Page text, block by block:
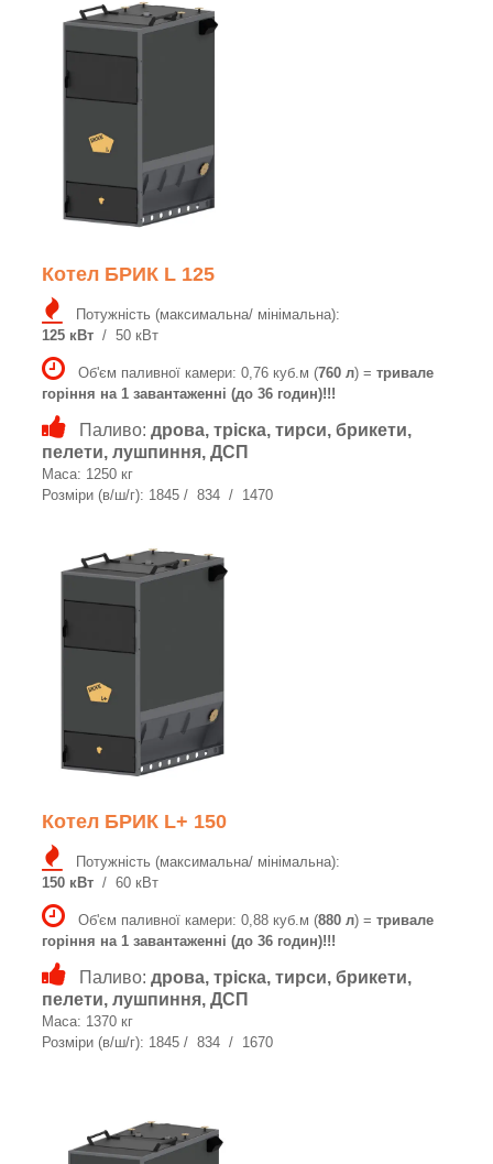
Котел БРИК L 125
Потужність (максимальна/ мінімальна):
125 кВт / 50 кВт
Об'єм паливної камери: 0,76 куб.м (760 л) = тривале
горіння на 1 завантаженні (до 36 годин)!!!
Паливо: дрова, тріска, тирси, брикети,
пелети, лушпиння, ДСП
Маса: 1250 кг
Розміри (в/ш/г): 1845 / 834 / 1470
Котел БРИК L+ 150
Потужність (максимальна/ мінімальна):
150 кВт / 60 кВт
Об'єм паливної камери: 0,88 куб.м (880 л) = тривале
горіння на 1 завантаженні (до 36 годин)!!!
Паливо: дрова, тріска, тирси, брикети,
пелети, лушпиння, ДСП
Маса: 1370 кг
Розміри (в/ш/г): 1845 / 834 / 1670